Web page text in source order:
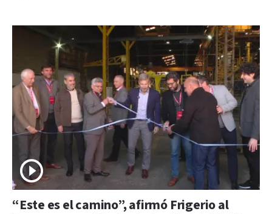
“Este es el camino”, afirmó Frigerio al